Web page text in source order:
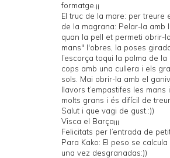
formatge.¡¡
El truc de la mare: per treure
de la magrana: Pelar-la amb
quan la pell et permeti obrir-
mans" l'obres, la poses
l’escorça toqui la palma de
cops amb una cullera i els
sols. Mai obrir-la amb el
llavors t’empastifes les mans
molts grans i és difícil de
Salut i que vagi de gust.:))
Visca el Barça¡¡¡
Felicitats per l’entrada de
Para Kako: El peso se
una vez desgranadas:))